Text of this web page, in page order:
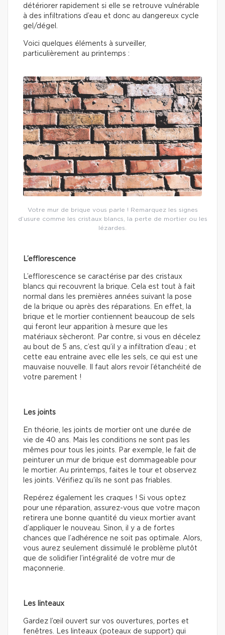
détériorer rapidement si elle se retrouve vulnérable
à des infiltrations d’eau et donc au dangereux cycle
gel/dégel.
Voici quelques éléments à surveiller,
particulièrement au printemps :
Votre mur de brique vous parle ! Remarquez les signes
d’usure comme les cristaux blancs, la perte de mortier ou les
lézardes.
L’efflorescence
L’efflorescence se caractérise par des cristaux
blancs qui recouvrent la brique. Cela est tout à fait
normal dans les premières années suivant la pose
de la brique ou après des réparations. En effet, la
brique et le mortier contiennent beaucoup de sels
qui feront leur apparition à mesure que les
matériaux sècheront. Par contre, si vous en décelez
au bout de 5 ans, c’est qu’il y a infiltration d’eau ; et
cette eau entraine avec elle les sels, ce qui est une
mauvaise nouvelle. Il faut alors revoir l’étanchéité de
votre parement !
Les joints
En théorie, les joints de mortier ont une durée de
vie de 40 ans. Mais les conditions ne sont pas les
mêmes pour tous les joints. Par exemple, le fait de
peinturer un mur de brique est dommageable pour
le mortier. Au printemps, faites le tour et observez
les joints. Vérifiez qu’ils ne sont pas friables.
Repérez également les craques ! Si vous optez
pour une réparation, assurez-vous que votre maçon
retirera une bonne quantité du vieux mortier avant
d’appliquer le nouveau. Sinon, il y a de fortes
chances que l’adhérence ne soit pas optimale. Alors,
vous aurez seulement dissimulé le problème plutôt
que de solidifier l’intégralité de votre mur de
maçonnerie.
Les linteaux
Gardez l’œil ouvert sur vos ouvertures, portes et
fenêtres. Les linteaux (poteaux de support) qui